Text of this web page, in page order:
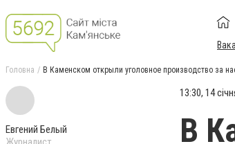
Головна В Каменском открыли уголовное производство за
Евгений Белый
13:30, 14
В